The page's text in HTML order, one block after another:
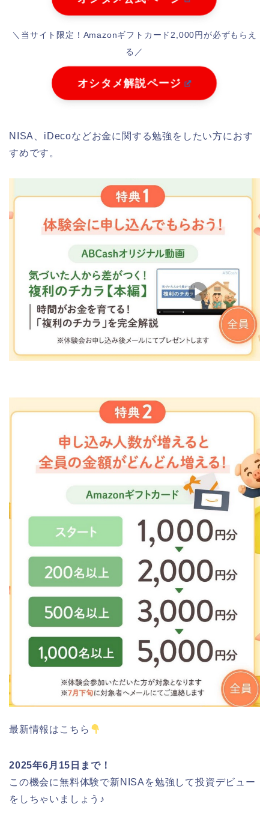
＼当サイト限定！Amazonギフトカード2,000円が必ずもらえ
る／
オシタメ解説ページ
NISA、iDecoなどお金に関する勉強をしたい方におす
すめです。
最新情報はこちら
2025年6月15日まで！
この機会に無料体験で新NISAを勉強して投資デビュー
をしちゃいましょう♪